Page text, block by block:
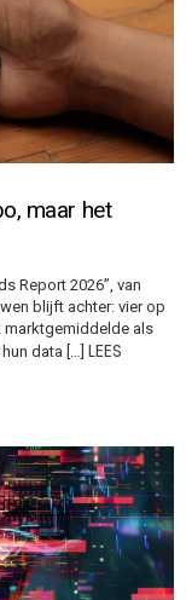
maar het
Report 2026”, van
blijft achter: vier op
marktgemiddelde als
data […] LEES